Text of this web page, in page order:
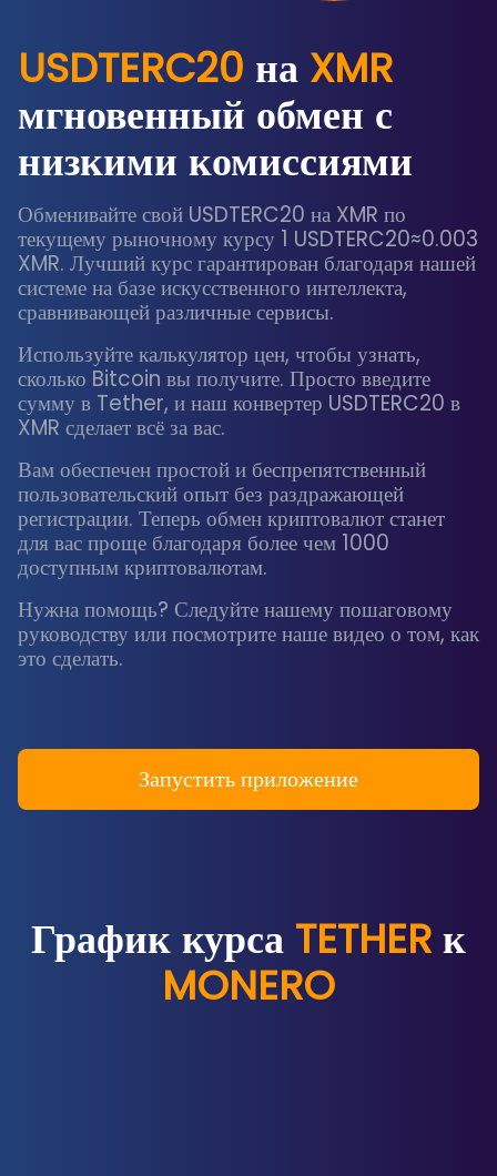
USDTERC20 на XMR
мгновенный обмен с
низкими комиссиями
Обменивайте свой USDTERC20 на XMR по
текущему рыночному курсу 1 USDTERC20≈0.003
XMR. Лучший курс гарантирован благодаря нашей
системе на базе искусственного интеллекта,
сравнивающей различные сервисы.
Используйте калькулятор цен, чтобы узнать,
сколько Bitcoin вы получите. Просто введите
сумму в Tether, и наш конвертер USDTERC20 в
XMR сделает всё за вас.
Вам обеспечен простой и беспрепятственный
пользовательский опыт без раздражающей
регистрации. Теперь обмен криптовалют станет
для вас проще благодаря более чем 1000
доступным криптовалютам.
Нужна помощь? Следуйте нашему пошаговому
руководству или посмотрите наше видео о том, как
это сделать.
Запустить приложение
График курса TETHERк
MONERO